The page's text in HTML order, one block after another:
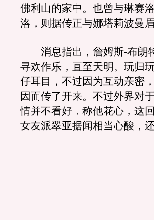
佛利山的家中。也曾与琳赛
洛，则据传正与娜塔莉波曼
消息指出，詹姆斯-布朗
寻欢作乐，直至天明。玩归
仔耳目，不过因为互动亲密
因而传了开来。不过外界对
情并不看好，称他花心，这
女友派翠亚据闻相当心酸，